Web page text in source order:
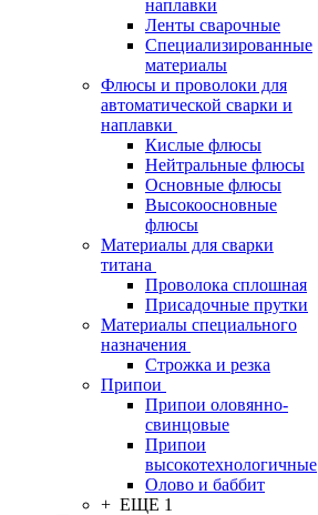
наплавки
Ленты сварочные
Специализированные
материалы
Флюсы и проволоки для
автоматической сварки и
наплавки
Кислые флюсы
Нейтральные флюсы
Основные флюсы
Высокоосновные
флюсы
Материалы для сварки
титана
Проволока сплошная
Присадочные прутки
Материалы специального
назначения
Строжка и резка
Припои
Припои оловянно-
свинцовые
Припои
высокотехнологичные
Олово и баббит
+ ЕЩЕ 1